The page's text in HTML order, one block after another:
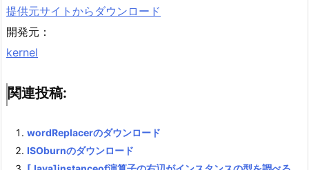
提供元サイトからダウンロード
開発元：
kernel
関連投稿:
wordReplacerのダウンロード
ISOburnのダウンロード